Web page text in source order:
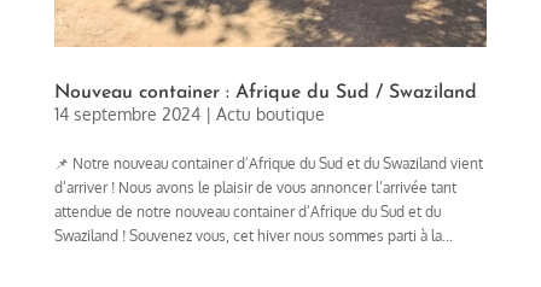
Nouveau container : Afrique du Sud / Swaziland
14 septembre 2024| Actu boutique
📌 Notre nouveau container d’Afrique du Sud et du Swaziland vient
d’arriver ! Nous avons le plaisir de vous annoncer l’arrivée tant
attendue de notre nouveau container d’Afrique du Sud et du
Swaziland ! Souvenez vous, cet hiver nous sommes parti à la...